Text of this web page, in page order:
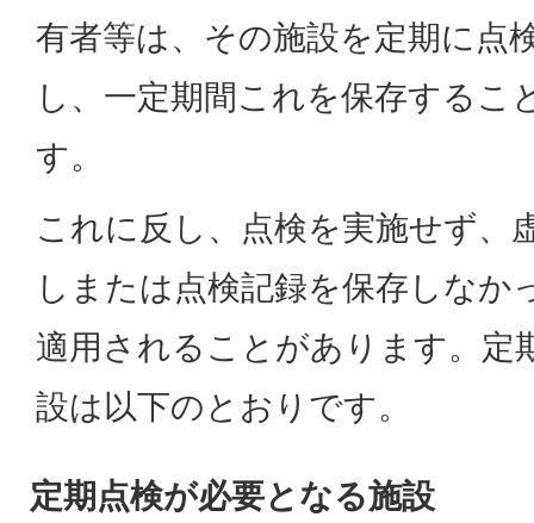
有者等は、その施設を定期に点
し、一定期間これを保存するこ
す。
これに反し、点検を実施せず、
しまたは点検記録を保存しなか
適用されることがあります。定
設は以下のとおりです。
定期点検が必要となる施設